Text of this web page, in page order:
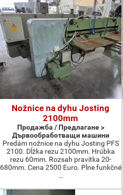
Nožnice na dyhu Josting
2100mm
Продажба / Предлагане >
Дървообработващи машини
Predám nožnice na dyhu Josting PFS
2100. Dĺžka rezu 2100mm. Hrúbka
rezu 60mm. Rozsah pravítka 20-
680mm. Cena 2500 Euro. Plne funkčné
…